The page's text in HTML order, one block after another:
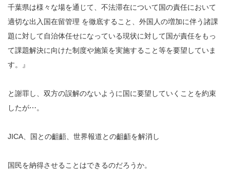
千葉県は様々な場を通じて、不法滞在について国の責任において
適切な出入国在留管理 を徹底すること、外国人の増加に伴う諸課
題に対して自治体任せになっている現状に対して国が責任をもっ
て課題解決に向けた制度や施策を実施すること等を要望していま
す。』
と謝罪し、双方の誤解のないように国に要望していくことを約束
したが⋯。
JICA、国との齟齬、世界報道との齟齬を解消し
国民を納得させることはできるのだろうか。